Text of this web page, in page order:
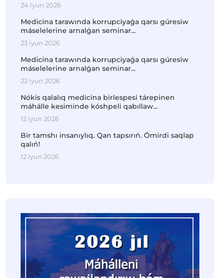
24 iyun 2026
Medicina tarawında korrupciyaǵa qarsı gúresiw
máselelerine arnalǵan seminar...
23 iyun 2026
Medicina tarawında korrupciyaǵa qarsı gúresiw
máselelerine arnalǵan seminar...
22 iyun 2026
Nókis qalalıq medicina birlespesi tárepinen
máhálle kesiminde kóshpeli qabıllaw...
12 iyun 2026
Bir tamshı insanıylıq. Qan tapsırıń. Ómirdi saqlap
qalıń!
12 iyun 2026